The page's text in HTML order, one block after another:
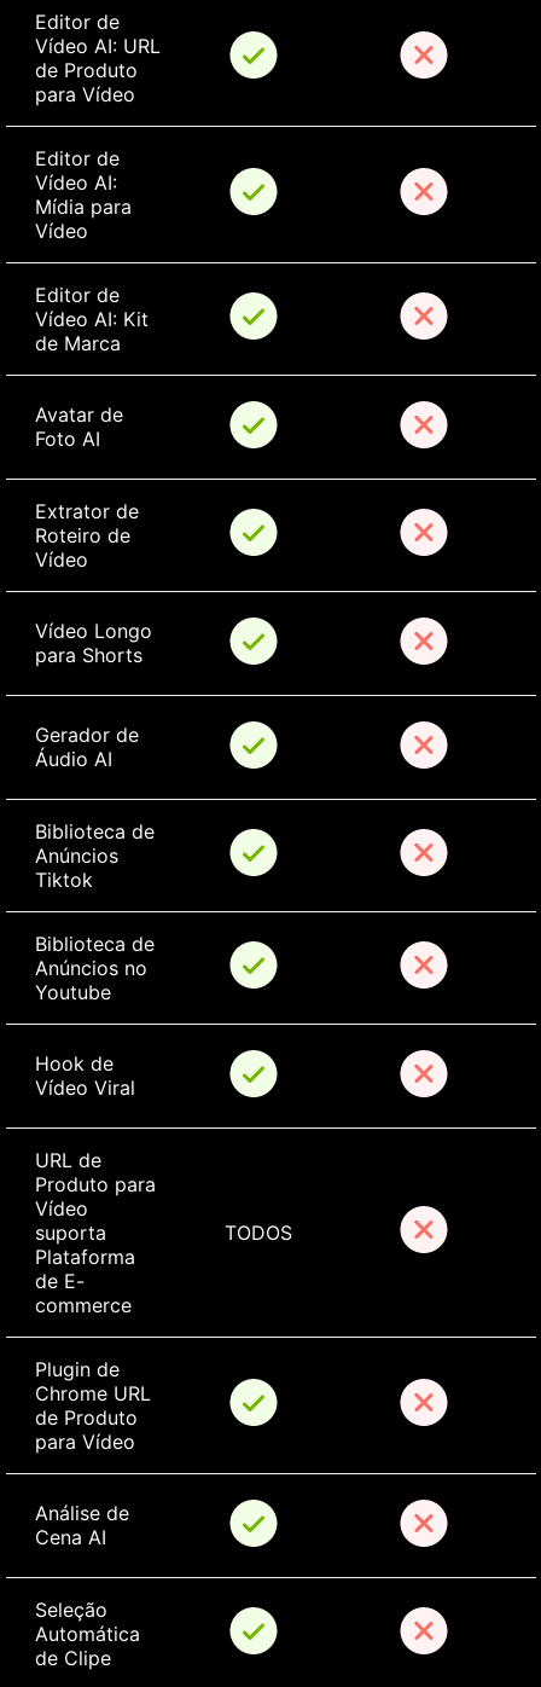
Editor de
Vídeo AI: URL
de Produto
para Vídeo
Editor de
Vídeo AI:
Mídia para
Vídeo
Editor de
Vídeo AI: Kit
de Marca
Avatar de
Foto AI
Extrator de
Roteiro de
Vídeo
Vídeo Longo
para Shorts
Gerador de
Áudio AI
Biblioteca de
Anúncios
Tiktok
Biblioteca de
Anúncios no
Youtube
Hook de
Vídeo Viral
URL de
Produto para
Vídeo
suporta
Plataforma
de E-
commerce
TODOS
Plugin de
Chrome URL
de Produto
para Vídeo
Análise de
Cena AI
Seleção
Automática
de Clipe